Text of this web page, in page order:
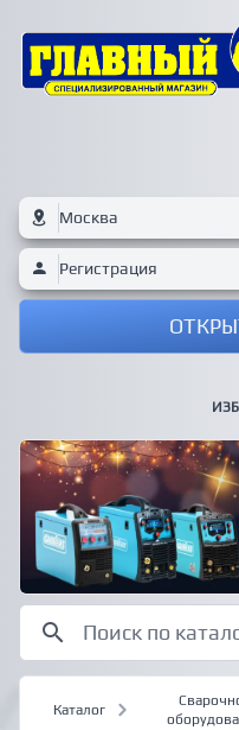
Москва
Регистрация
Каталог